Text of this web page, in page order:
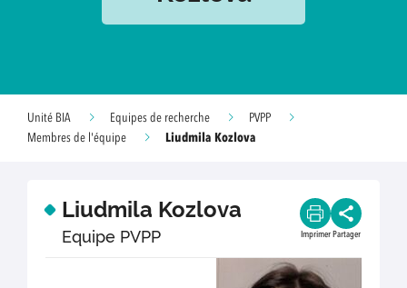
Unité BIA Equipes de recherche
PVPP
Membres de l'équipe
Liudmila Kozlova
Liudmila Kozlova
Equipe PVPP Imprimer Partager